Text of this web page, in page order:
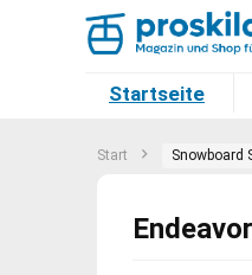
Startseite
Start Snowboard